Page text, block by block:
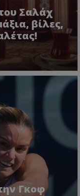
Σαλάχ
βίλες,
Γκοφ